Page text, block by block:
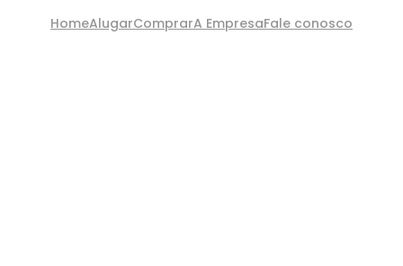
HomeAlugarComprarA EmpresaFale conosco